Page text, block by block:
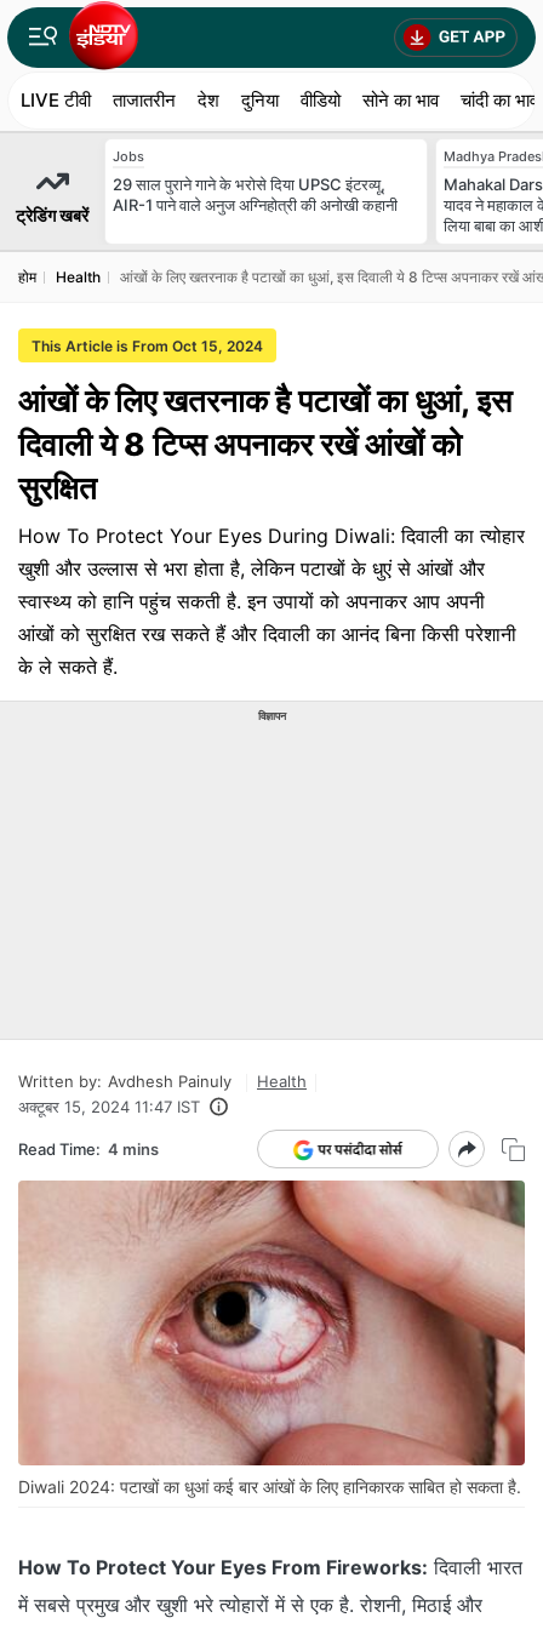
LIVE टीवी ताजातरीन देश दुनिया वीडियो सोने का भाव चांदी का भाव
ट्रेडिंग खबरें
Jobs
29 साल पुराने गाने के भरोसे दिया UPSC इंटरव्यू,
AIR-1 पाने वाले अनुज अग्निहोत्री की अनोखी कहानी
Madhya
Mahakal
यादव ने महाकाल
लिया बाबा का
होम Health आंखों के लिए खतरनाक है पटाखों का धुआं, इस दिवाली ये 8 टिप्स अपनाकर रखें
This Article is From Oct 15, 2024
आंखों के लिए खतरनाक है पटाखों का धुआं, इस
दिवाली ये 8 टिप्स अपनाकर रखें आंखों को
सुरक्षित
How To Protect Your Eyes During Diwali: दिवाली का त्योहार
खुशी और उल्लास से भरा होता है, लेकिन पटाखों के धुएं से आंखों और
स्वास्थ्य को हानि पहुंच सकती है. इन उपायों को अपनाकर आप अपनी
आंखों को सुरक्षित रख सकते हैं और दिवाली का आनंद बिना किसी परेशानी
के ले सकते हैं.
विज्ञापन
Written by: Avdhesh Painuly
Health
अक्टूबर 15, 2024 11:47 IST
Read Time: 4 mins
Diwali 2024: पटाखों का धुआं कई बार आंखों के लिए हानिकारक साबित हो सकता है.
How To Protect Your Eyes From Fireworks: दिवाली भारत
में सबसे प्रमुख और खुशी भरे त्योहारों में से एक है. रोशनी, मिठाई और